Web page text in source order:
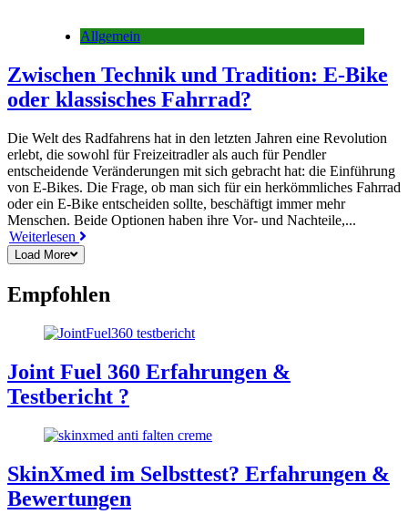
Allgemein
Zwischen Technik und Tradition: E-Bike
oder klassisches Fahrrad?
Die Welt des Radfahrens hat in den letzten Jahren eine Revolution
erlebt, die sowohl für Freizeitradler als auch für Pendler
entscheidende Veränderungen mit sich gebracht hat: die Einführung
von E-Bikes. Die Frage, ob man sich für ein herkömmliches Fahrrad
oder ein E-Bike entscheiden sollte, beschäftigt immer mehr
Menschen. Beide Optionen haben ihre Vor- und Nachteile,...
Weiterlesen
Load More
Empfohlen
Joint Fuel 360 Erfahrungen &
Testbericht ?
SkinXmed im Selbsttest? Erfahrungen &
Bewertungen